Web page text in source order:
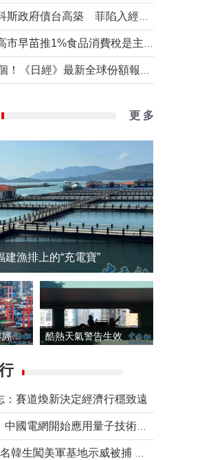
更 多
建漁排上的“充電寶”
滙豐上調香港今年經濟增長預測至4.5% 酷熱天氣警告生效 本港高溫持續至下周
：賽道煥新決定經濟行穩致遠